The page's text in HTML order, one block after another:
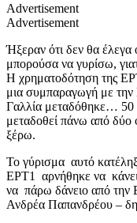
Advertisement
Advertisement
Ήξεραν ότι δεν θα έλεγα
μπορούσα να γυρίσω,
Η χρηματοδότηση της
μια συμπαραγωγή με την
Γαλλία μεταδόθηκε… 50
μεταδοθεί πάνω από
ξέρω.
Το γύρισμα αυτό
ΕΡΤ1 αρνήθηκε να
να πάρω δάνειο από την
Ανδρέα Παπανδρέου –